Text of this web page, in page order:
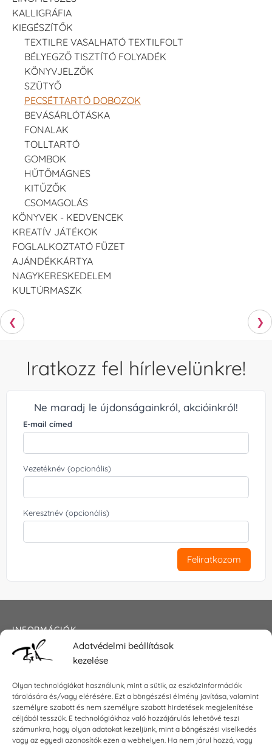
Adatvédelmi beállítások
kezelése
Olyan technológiákat használunk, mint a sütik, az eszközinformációk
tárolására és/vagy elérésére. Ezt a böngészési élmény javítása, valamint
személyre szabott és nem személyre szabott hirdetések megjelenítése
céljából tesszük. E technológiákhoz való hozzájárulás lehetővé teszi
számunkra, hogy olyan adatokat kezeljünk, mint a böngészési viselkedés
vagy az egyedi azonosítók ezen a webhelyen. Ha nem járul hozzá, vagy
KALLIGRÁFIA
KIEGÉSZÍTŐK
TEXTILRE VASALHATÓ TEXTILFOLT
BÉLYEGZŐ TISZTÍTÓ FOLYADÉK
KÖNYVJELZŐK
SZÜTYŐ
PECSÉTTARTÓ DOBOZOK
BEVÁSÁRLÓTÁSKA
FONALAK
TOLLTARTÓ
GOMBOK
HŰTŐMÁGNES
KITŰZŐK
CSOMAGOLÁS
KÖNYVEK - KEDVENCEK
KREATÍV JÁTÉKOK
FOGLALKOZTATÓ FÜZET
AJÁNDÉKKÁRTYA
NAGYKERESKEDELEM
KULTÚRMASZK
❮ ❯
Iratkozz fel hírlevelünkre!
Ne maradj le újdonságainkról, akcióinkról!
E-mail címed
Vezetéknév (opcionális)
Keresztnév (opcionális)
Feliratkozom
INFORMÁCIÓK
Általános szerződési feltételek
Impresszum
KAPCSOLAT